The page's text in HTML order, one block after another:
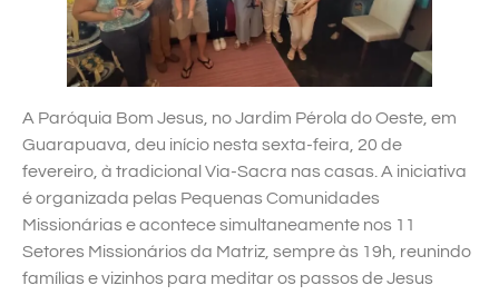
A Paróquia Bom Jesus, no Jardim Pérola do Oeste, em
Guarapuava, deu início nesta sexta-feira, 20 de
fevereiro, à tradicional Via-Sacra nas casas. A iniciativa
é organizada pelas Pequenas Comunidades
Missionárias e acontece simultaneamente nos 11
Setores Missionários da Matriz, sempre às 19h, reunindo
famílias e vizinhos para meditar os passos de Jesus